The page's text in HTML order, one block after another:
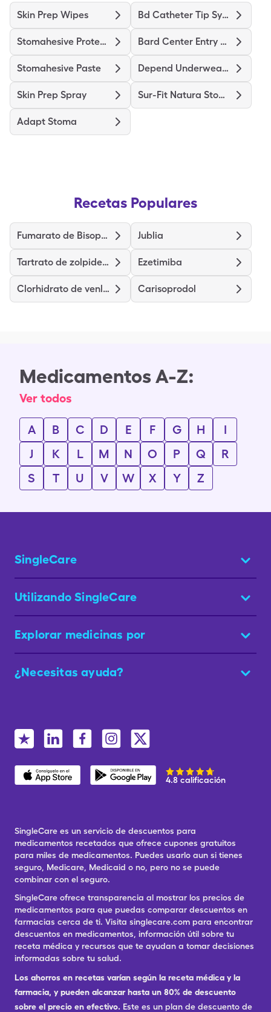
Skin Prep Wipes Bd Catheter Tip Syringe
Stomahesive Protective Bard Center Entry Close System
Stomahesive Paste Depend Underwear Large
Skin Prep Spray Sur-Fit Natura Stomahesive
Adapt Stoma
Recetas Populares
Fumarato de Bisoprolol Jublia
Tartrato de zolpidem Ezetimiba
Clorhidrato de venlafaxina de liberación prolongada Carisoprodol
Medicamentos A-Z:
Ver todos
A B C D E F G H
I
J
K L M N O P Q
R
S
T U V W X Y Z
SingleCare
Utilizando SingleCare
Explorar medicinas por
¿Necesitas ayuda?
4.8 calificación
SingleCare es un servicio de descuentos para
medicamentos recetados que ofrece cupones gratuitos
para miles de medicamentos. Puedes usarlo aun si tienes
seguro, Medicare, Medicaid o no, pero no se puede
combinar con el seguro.
SingleCare ofrece transparencia al mostrar los precios de
medicamentos para que puedas comparar descuentos en
farmacias cerca de ti. Visita singlecare.com para encontrar
descuentos en medicamentos, información útil sobre tu
receta médica y recursos que te ayudan a tomar decisiones
informadas sobre tu salud.
Los ahorros en recetas varían según la receta médica y la
farmacia, y pueden alcanzar hasta un 80% de descuento
sobre el precio en efectivo. Este es un plan de descuento de